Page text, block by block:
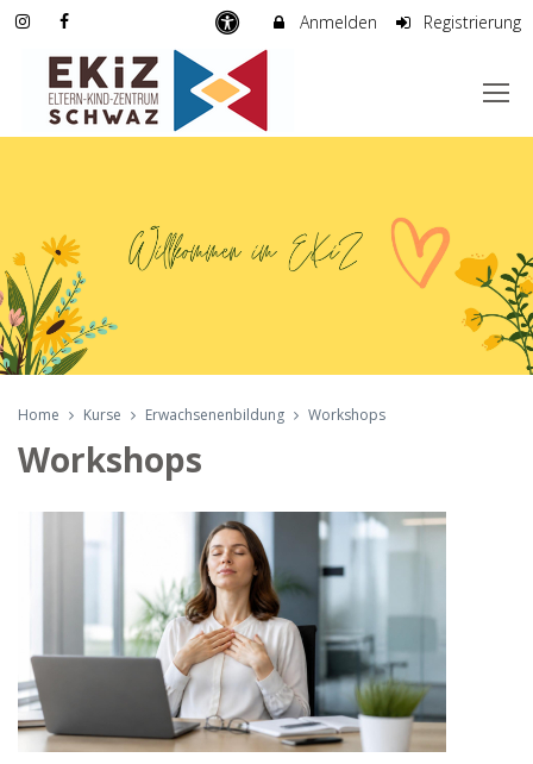
Anmelden Registrierung
Home Kurse Erwachsenenbildung Workshops
Workshops